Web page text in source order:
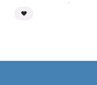
nocturne en couleur 15m
Led IR 10m Protection
Enregistrement preset